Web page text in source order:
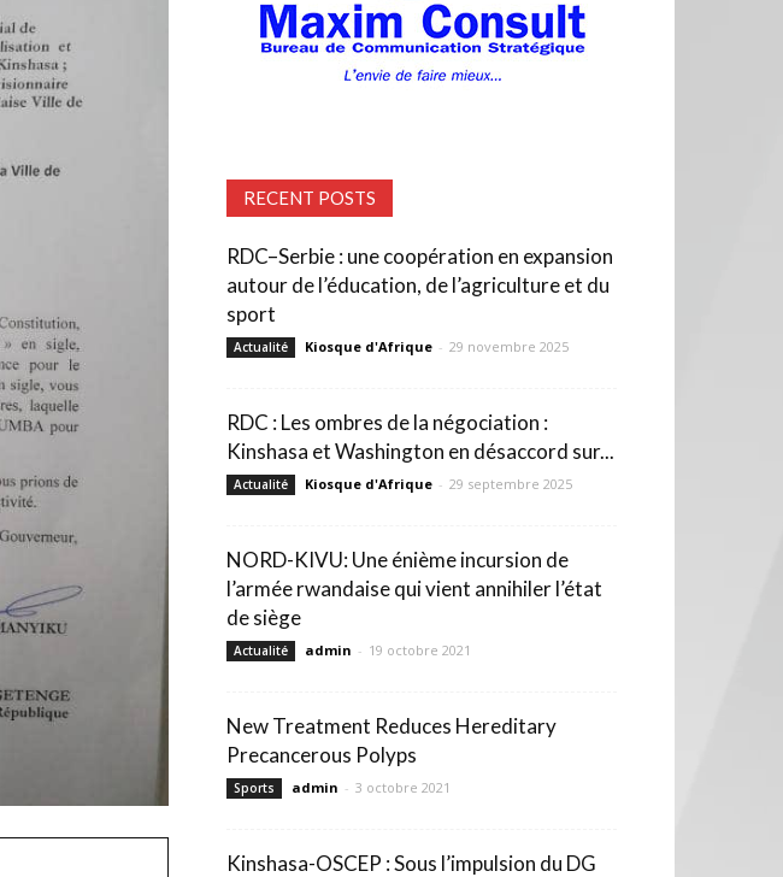
RECENT POSTS
RDC–Serbie : une coopération en expansion
autour de l’éducation, de l’agriculture et du
sport
Actualité Kiosque d'Afrique - 29 novembre 2025
RDC : Les ombres de la négociation :
Kinshasa et Washington en désaccord sur...
Actualité Kiosque d'Afrique - 29 septembre 2025
NORD-KIVU: Une énième incursion de
l’armée rwandaise qui vient annihiler l’état
de siège
Actualité admin - 19 octobre 2021
New Treatment Reduces Hereditary
Precancerous Polyps
Sports admin - 3 octobre 2021
Kinshasa-OSCEP : Sous l’impulsion du DG